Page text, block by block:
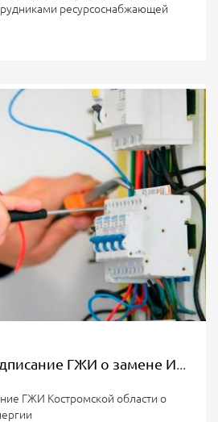
ресурсоснабжающей
их о проведении работы
(квартирных) приборов учёта
что мошенников можно
признакам:
звонки по мобильному...
Суд отменил предписание ГЖИ о замене ИПУ электроэнергии
ГЖИ Костромской области о